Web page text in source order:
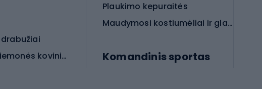
Apsauginės priemonės koviniam sportui
Plaukimo kepuraitės
Maudymosi kostiumėliai ir glaudės
Komandinis sportas